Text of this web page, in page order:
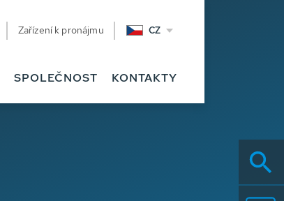
Zařízení k pronájmu CZ
SPOLEČNOST KONTAKTY